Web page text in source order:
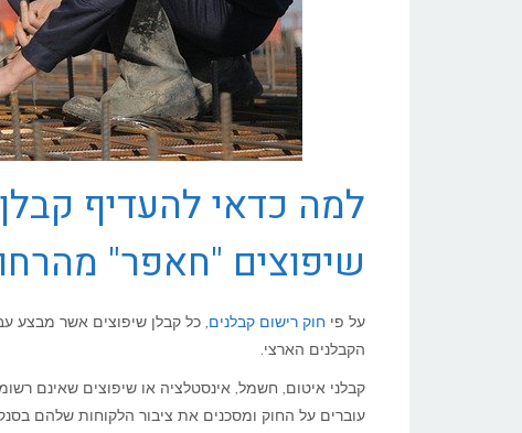
למה כדאי להעדיף
שיפוצים "חאפר"
על פי חוק רישום קבלנים
הקבלנים הארצי.